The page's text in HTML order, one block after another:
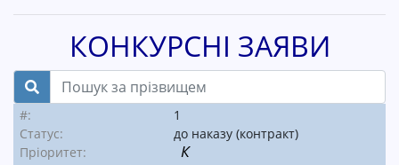
КОНКУРСНІ ЗАЯВИ
#:
1
Статус:
до наказу (контракт)
Пріоритет:
К